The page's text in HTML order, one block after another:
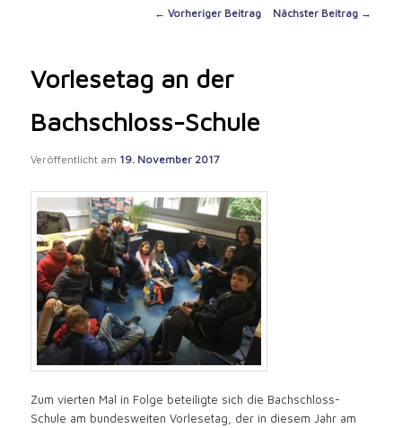
Post
← Vorheriger Beitrag Nächster Beitrag →
Vorlesetag an der
Bachschloss-Schule
Veröffentlicht am 19. November 2017
Zum vierten Mal in Folge beteiligte sich die Bachschloss-
Schule am bundesweiten Vorlesetag, der in diesem Jahr am